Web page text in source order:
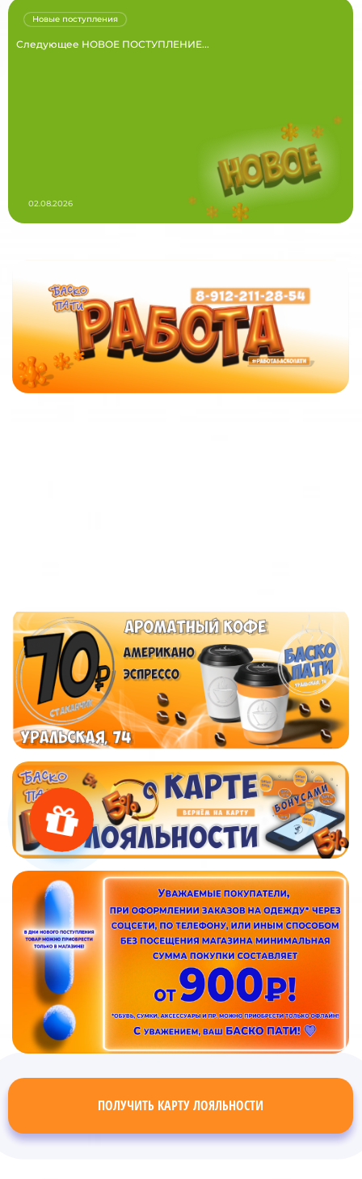
Следующее НОВОЕ ПОСТУПЛЕНИЕ...
Новые поступления
02.08.2026
ПОЛУЧИТЬ КАРТУ ЛОЯЛЬНОСТИ